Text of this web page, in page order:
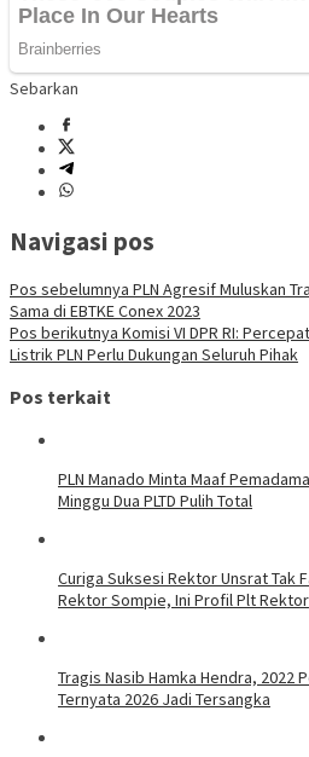
Sebarkan
Navigasi pos
Pos sebelumnya PLN Agresif Muluskan
Sama di EBTKE Conex 2023
Pos berikutnya Komisi VI DPR RI:
Listrik PLN Perlu Dukungan Seluruh Pihak
Pos terkait
PLN Manado Minta Maaf
Minggu Dua PLTD Pulih Total
Curiga Suksesi Rektor Unsrat Tak
Rektor Sompie, Ini Profil Plt Rektor
Tragis Nasib Hamka Hendra, 2022
Ternyata 2026 Jadi Tersangka